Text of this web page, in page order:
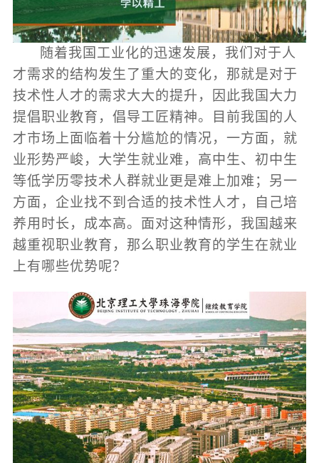
随着我国工业化的迅速发展，我们对于人
才需求的结构发生了重大的变化，那就是对于
技术性人才的需求大大的提升，因此我国大力
提倡职业教育，倡导工匠精神。目前我国的人
才市场上面临着十分尴尬的情况，一方面，就
业形势严峻，大学生就业难，高中生、初中生
等低学历零技术人群就业更是难上加难；另一
方面，企业找不到合适的技术性人才，自己培
养用时长，成本高。面对这种情形，我国越来
越重视职业教育，那么职业教育的学生在就业
上有哪些优势呢？